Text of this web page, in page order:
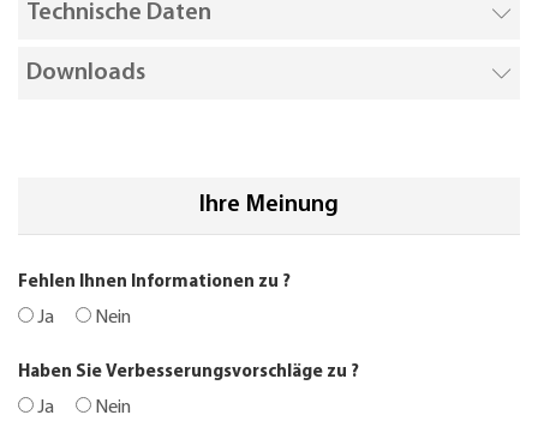
Technische Daten
Downloads
Ihre Meinung
Fehlen Ihnen Informationen zu ?
Ja Nein
Haben Sie Verbesserungsvorschläge zu ?
Ja Nein